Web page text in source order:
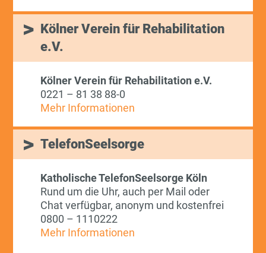
Kölner Verein für Rehabilitation
e.V.
Kölner Verein für Rehabilitation e.V.
0221 – 81 38 88-0
Mehr Informationen
TelefonSeelsorge
Katholische TelefonSeelsorge Köln
Rund um die Uhr, auch per Mail oder
Chat verfügbar, anonym und kostenfrei
0800 – 1110222
Mehr Informationen